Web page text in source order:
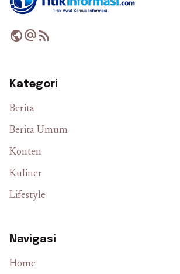
publicalternate_emailrss_feed
Kategori
Berita
Berita Umum
Konten
Kuliner
Lifestyle
Navigasi
Home